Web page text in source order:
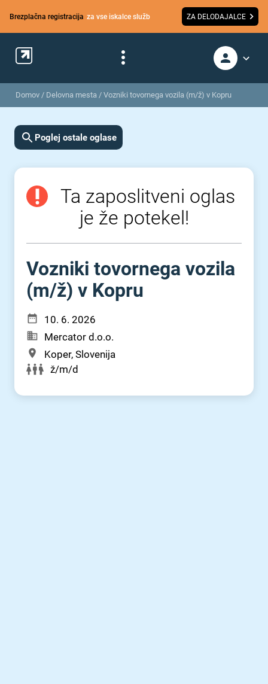
Brezplačna registracija za vse iskalce služb ZA DELODAJALCE
Domov / Delovna mesta / Vozniki tovornega vozila (m/ž) v Kopru
Poglej ostale oglase
Ta zaposlitveni oglas
je že potekel!
Vozniki tovornega vozila
(m⁠/⁠ž) v Kopru
10. 6. 2026
Mercator d.o.o.
Koper, Slovenija
ž/m/d